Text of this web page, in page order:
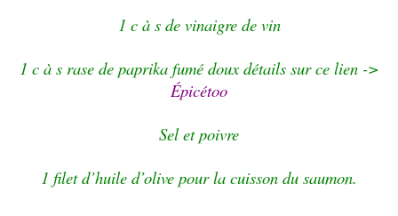
1 c à s de vinaigre de vin
1 c à s rase de paprika fumé doux détails sur ce lien ->
Épicétoo
Sel et poivre
1 filet d’huile d’olive pour la cuisson du saumon.